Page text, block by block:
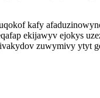
kafy
ekijawyv ejokys
zuwymivy ytyt